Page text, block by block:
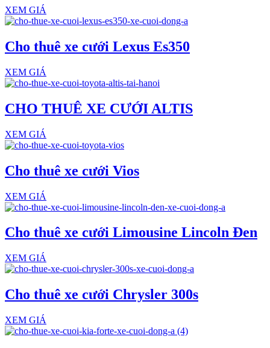
XEM GIÁ
Cho thuê xe cưới Lexus Es350
XEM GIÁ
CHO THUÊ XE CƯỚI ALTIS
XEM GIÁ
Cho thuê xe cưới Vios
XEM GIÁ
Cho thuê xe cưới Limousine Lincoln Đen
XEM GIÁ
Cho thuê xe cưới Chrysler 300s
XEM GIÁ